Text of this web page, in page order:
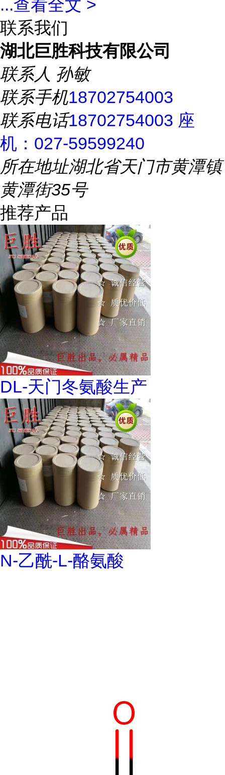
...查看全文 >
联系我们
湖北巨胜科技有限公司
联系人 孙敏
联系手机18702754003
联系电话18702754003 座
机：027-59599240
所在地址湖北省天门市黄潭镇
黄潭街35号
推荐产品
DL-天门冬氨酸生产
N-乙酰-L-酪氨酸